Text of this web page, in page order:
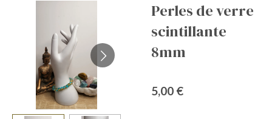
Perles de verre
scintillante
8mm
5,00 €